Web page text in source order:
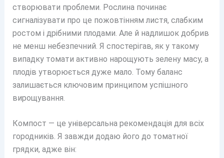
створювати проблеми. Рослина починає
сигналізувати про це пожовтінням листя, слабким
ростом і дрібними плодами. Але й надлишок добрив
не менш небезпечний. Я спостерігав, як у такому
випадку томати активно нарощують зелену масу, а
плодів утворюється дуже мало. Тому баланс
залишається ключовим принципом успішного
вирощування.
Компост — це універсальна рекомендація для всіх
городників. Я завжди додаю його до томатної
грядки, адже він: